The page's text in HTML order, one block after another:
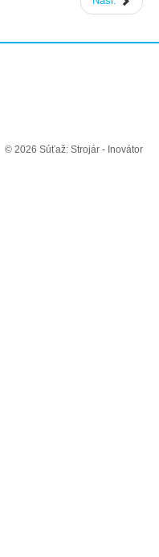
© 2026 Súťaž: Strojár - Inovátor